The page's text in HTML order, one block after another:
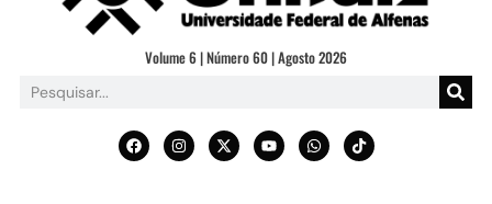
Volume 6 | Número 60 | Agosto 2026